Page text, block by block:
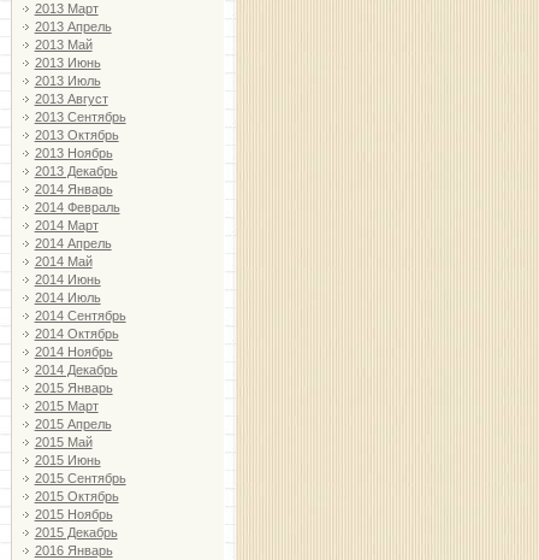
2013 Март
2013 Апрель
2013 Май
2013 Июнь
2013 Июль
2013 Август
2013 Сентябрь
2013 Октябрь
2013 Ноябрь
2013 Декабрь
2014 Январь
2014 Февраль
2014 Март
2014 Апрель
2014 Май
2014 Июнь
2014 Июль
2014 Сентябрь
2014 Октябрь
2014 Ноябрь
2014 Декабрь
2015 Январь
2015 Март
2015 Апрель
2015 Май
2015 Июнь
2015 Сентябрь
2015 Октябрь
2015 Ноябрь
2015 Декабрь
2016 Январь